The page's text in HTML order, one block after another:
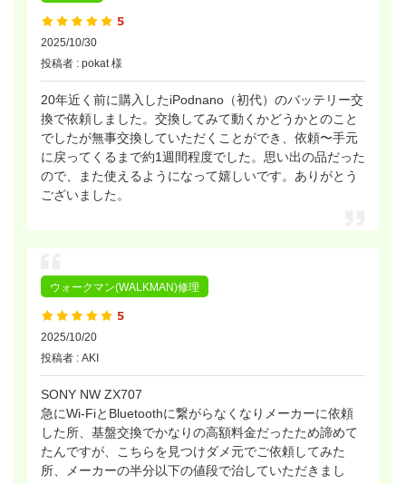
2025/10/30
投稿者 : pokat 様
20年近く前に購入したiPodnano（初代）のバッテリー交
換で依頼しました。交換してみて動くかどうかとのこと
でしたが無事交換していただくことができ、依頼〜手元
に戻ってくるまで約1週間程度でした。思い出の品だった
ので、また使えるようになって嬉しいです。ありがとう
ございました。
ウォークマン(WALKMAN)修理
2025/10/20
投稿者 : AKI
SONY NW ZX707
急にWi-FiとBluetoothに繋がらなくなりメーカーに依頼
した所、基盤交換でかなりの高額料金だったため諦めて
たんですが、こちらを見つけダメ元でご依頼してみた
所、メーカーの半分以下の値段で治していただきまし